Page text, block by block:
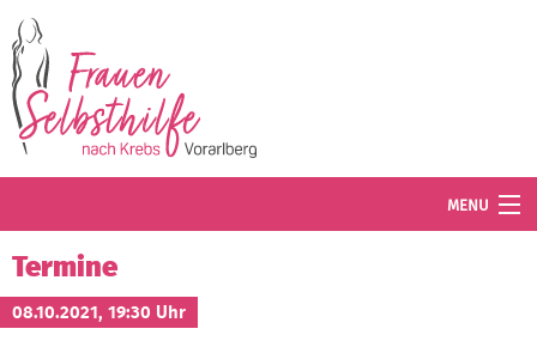
MENU
Termine
Blog
Termine
08.10.2021, 19:30 Uhr